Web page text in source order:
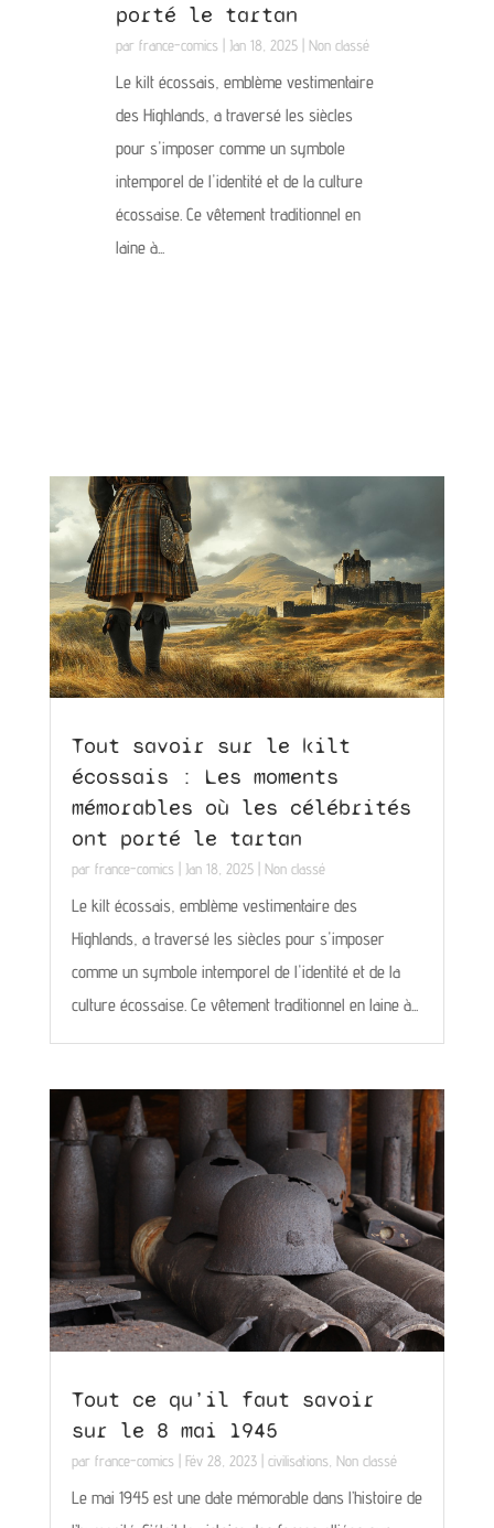
porté le tartan
par france-comics Jan 18, 2025| Non classé
Le kilt écossais, emblème vestimentaire
des Highlands, a traversé les siècles
pour s'imposer comme un symbole
intemporel de l'identité et de la culture
écossaise. Ce vêtement traditionnel en
laine à...
Tout savoir sur le kilt
écossais : Les moments
mémorables où les célébrités
ont porté le tartan
par france-comics Jan 18, 2025| Non classé
Le kilt écossais, emblème vestimentaire des
Highlands, a traversé les siècles pour s'imposer
comme un symbole intemporel de l'identité et de la
culture écossaise. Ce vêtement traditionnel en laine à...
Tout ce qu’il faut savoir
sur le 8 mai 1945
par france-comics Fév 28, 2023| civilisations, Non classé
Le mai 1945 est une date mémorable dans l’histoire de